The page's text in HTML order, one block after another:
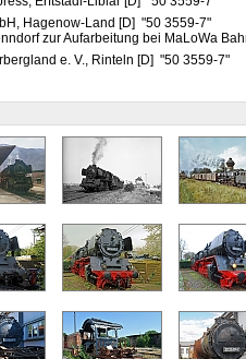
Hagenow-Land [D] "50 3559-7"
zur Aufarbeitung bei MaLoWa
e. V., Rinteln [D] "50 3559-7"